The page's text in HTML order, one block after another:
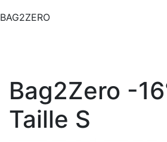
BAG2ZERO
Bag2Zero -
Taille S